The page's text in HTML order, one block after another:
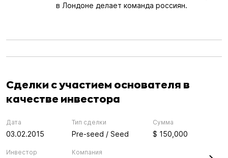
в Лондоне делает команда россиян.
Сделки с участием основателя в
качестве инвестора
Дата
03.02.2015
Компания
Инвестор
Тип сделки
Pre-seed / Seed
Сумма
$ 150,000